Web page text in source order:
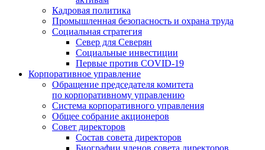
Кадровая политика
Промышленная безопасность и охрана труда
Социальная стратегия
Север для Северян
Социальные инвестиции
Первые против COVID‑19
Корпоративное управление
Обращение председателя комитета
по корпоративному управлению
Система корпоративного управления
Общее собрание акционеров
Совет директоров
Состав совета директоров
Биографии членов совета директоров